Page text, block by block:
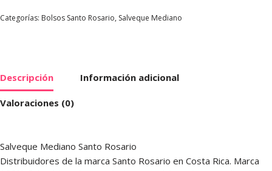
Categorías: Bolsos Santo Rosario, Salveque Mediano
Descripción Información adicional
Valoraciones (0)
Salveque Mediano Santo Rosario
Distribuidores de la marca Santo Rosario en Costa Rica. Marca